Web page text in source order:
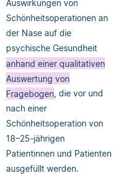
Auswirkungen von
Schönheitsoperationen an
der Nase auf die
psychische Gesundheit
anhand einer qualitativen
Auswertung von
Fragebogen , die vor und
nach einer
Schönheitsoperation von
18–25-jährigen
Patientinnen und Patienten
ausgefüllt werden.